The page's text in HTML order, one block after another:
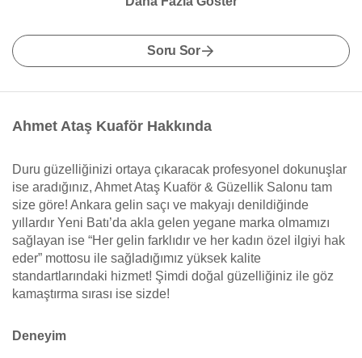
Soru Sor
Ahmet Ataş Kuaför Hakkında
Duru güzelliğinizi ortaya çıkaracak profesyonel dokunuşlar
ise aradığınız, Ahmet Ataş Kuaför & Güzellik Salonu tam
size göre! Ankara gelin saçı ve makyajı denildiğinde
yıllardır Yeni Batı’da akla gelen yegane marka olmamızı
sağlayan ise “Her gelin farklıdır ve her kadın özel ilgiyi hak
eder” mottosu ile sağladığımız yüksek kalite
standartlarındaki hizmet! Şimdi doğal güzelliğiniz ile göz
kamaştırma sırası ise sizde!
Deneyim